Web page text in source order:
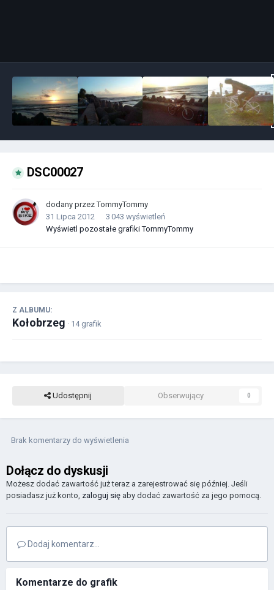
DSC00027
dodany przezTommyTommy
31 Lipca 2012
3 043 wyświetleń
Wyświetl pozostałe grafiki TommyTommy
Z ALBUMU:
Kołobrzeg · 14 grafik
Udostępnij Obserwujący 0
Brak komentarzy do wyświetlenia
Dołącz do dyskusji
Możesz dodać zawartość już teraz a zarejestrować się później. Jeśli
posiadasz już konto, zaloguj się aby dodać zawartość za jego pomocą.
Dodaj komentarz...
Komentarze do grafik